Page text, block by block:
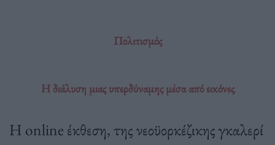
Πολιτισμός
Η διάλυση μιας υπερδύναμης μέσα από εικόνες
Η online έκθεση, της νεοϋορκέζικης γκαλερί